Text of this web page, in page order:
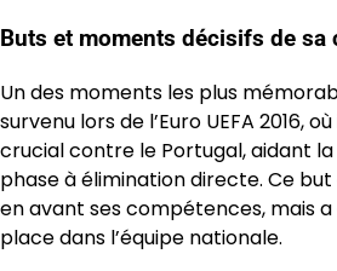
Buts et moments décisifs de sa
Un des moments les plus
survenu lors de l’Euro UEFA 2016,
crucial contre le Portugal, aidant
phase à élimination directe. Ce
en avant ses compétences, mais
place dans l’équipe nationale.